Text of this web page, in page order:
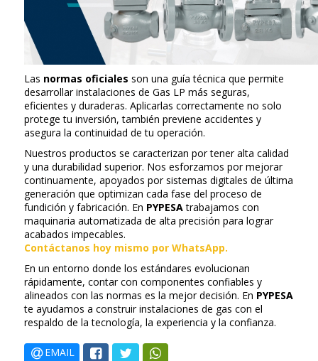
Las normas oficiales son una guía técnica que permite
desarrollar instalaciones de Gas LP más seguras,
eficientes y duraderas. Aplicarlas correctamente no solo
protege tu inversión, también previene accidentes y
asegura la continuidad de tu operación.
Nuestros productos se caracterizan por tener alta calidad
y una durabilidad superior. Nos esforzamos por mejorar
continuamente, apoyados por sistemas digitales de última
generación que optimizan cada fase del proceso de
fundición y fabricación. En PYPESAtrabajamos con
maquinaria automatizada de alta precisión para lograr
acabados impecables.
Contáctanos hoy mismo por WhatsApp.
En un entorno donde los estándares evolucionan
rápidamente, contar con componentes confiables y
alineados con las normas es la mejor decisión. En PYPESA
te ayudamos a construir instalaciones de gas con el
respaldo de la tecnología, la experiencia y la confianza.
EMAIL